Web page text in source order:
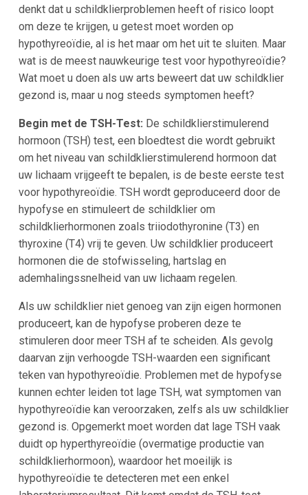
denkt dat u schildklierproblemen heeft of risico loopt
om deze te krijgen, u getest moet worden op
hypothyreoïdie, al is het maar om het uit te sluiten. Maar
wat is de meest nauwkeurige test voor hypothyreoïdie?
Wat moet u doen als uw arts beweert dat uw schildklier
gezond is, maar u nog steeds symptomen heeft?
Begin met de TSH-Test: De schildklierstimulerend
hormoon (TSH) test, een bloedtest die wordt gebruikt
om het niveau van schildklierstimulerend hormoon dat
uw lichaam vrijgeeft te bepalen, is de beste eerste test
voor hypothyreoïdie. TSH wordt geproduceerd door de
hypofyse en stimuleert de schildklier om
schildklierhormonen zoals triiodothyronine (T3) en
thyroxine (T4) vrij te geven. Uw schildklier produceert
hormonen die de stofwisseling, hartslag en
ademhalingssnelheid van uw lichaam regelen.
Als uw schildklier niet genoeg van zijn eigen hormonen
produceert, kan de hypofyse proberen deze te
stimuleren door meer TSH af te scheiden. Als gevolg
daarvan zijn verhoogde TSH-waarden een significant
teken van hypothyreoïdie. Problemen met de hypofyse
kunnen echter leiden tot lage TSH, wat symptomen van
hypothyreoïdie kan veroorzaken, zelfs als uw schildklier
gezond is. Opgemerkt moet worden dat lage TSH vaak
duidt op hyperthyreoïdie (overmatige productie van
schildklierhormoon), waardoor het moeilijk is
hypothyreoïdie te detecteren met een enkel